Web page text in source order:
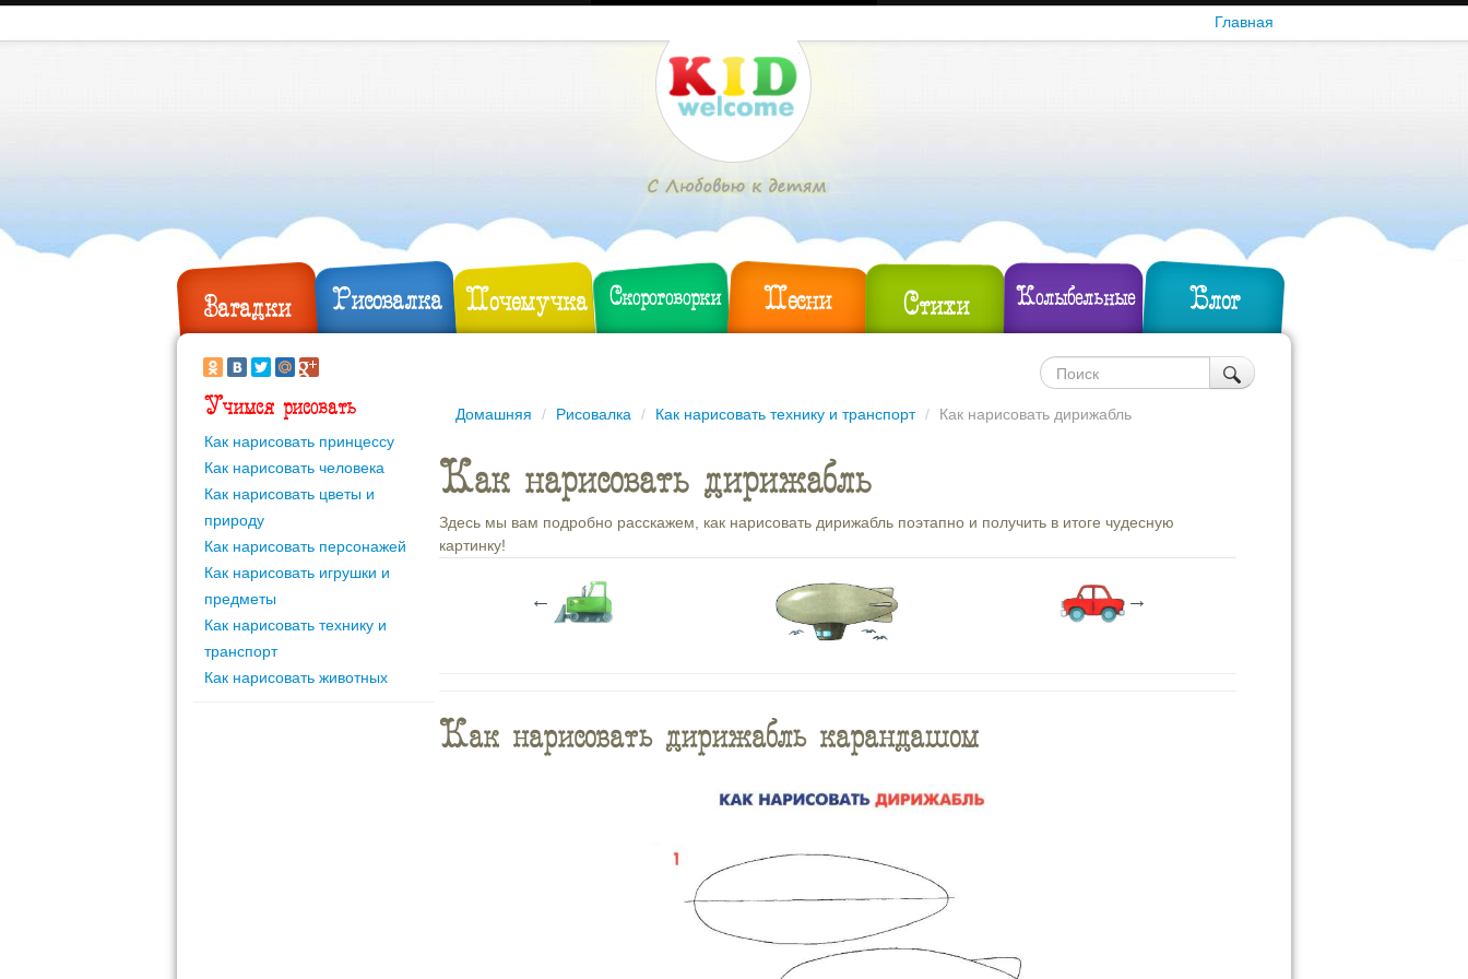
Главная
Загадки Рисовалка Почемучка Скороговорки Песни Стихи Колыбельные Блог
Учимся рисовать
Как нарисовать принцессу
Как нарисовать человека
Как нарисовать цветы и
природу
Как нарисовать персонажей
Как нарисовать игрушки и
предметы
Как нарисовать технику и
транспорт
Как нарисовать животных
Домашняя / Рисовалка / Как нарисовать технику и транспорт / Как нарисовать дирижабль
Как нарисовать дирижабль
Здесь мы вам подробно расскажем, как нарисовать дирижабль поэтапно и получить в итоге чудесную
картинку!
← →
Как нарисовать дирижабль карандашом